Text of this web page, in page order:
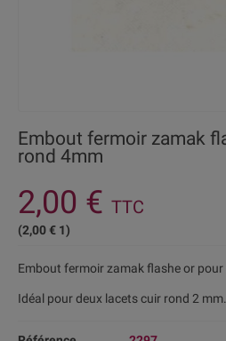
Embout fermoir zamak
rond 4mm
2,00 € TTC
(2,00 € 1)
Embout fermoir zamak flashe or
Idéal pour deux lacets cuir rond 2 mm.